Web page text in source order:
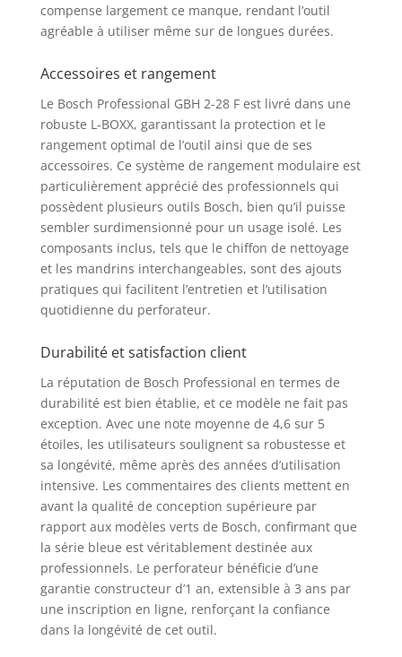
compense largement ce manque, rendant l’outil
agréable à utiliser même sur de longues durées.
Accessoires et rangement
Le Bosch Professional GBH 2-28 F est livré dans une
robuste L-BOXX, garantissant la protection et le
rangement optimal de l’outil ainsi que de ses
accessoires. Ce système de rangement modulaire est
particulièrement apprécié des professionnels qui
possèdent plusieurs outils Bosch, bien qu’il puisse
sembler surdimensionné pour un usage isolé. Les
composants inclus, tels que le chiffon de nettoyage
et les mandrins interchangeables, sont des ajouts
pratiques qui facilitent l’entretien et l’utilisation
quotidienne du perforateur.
Durabilité et satisfaction client
La réputation de Bosch Professional en termes de
durabilité est bien établie, et ce modèle ne fait pas
exception. Avec une note moyenne de 4,6 sur 5
étoiles, les utilisateurs soulignent sa robustesse et
sa longévité, même après des années d’utilisation
intensive. Les commentaires des clients mettent en
avant la qualité de conception supérieure par
rapport aux modèles verts de Bosch, confirmant que
la série bleue est véritablement destinée aux
professionnels. Le perforateur bénéficie d’une
garantie constructeur d’1 an, extensible à 3 ans par
une inscription en ligne, renforçant la confiance
dans la longévité de cet outil.